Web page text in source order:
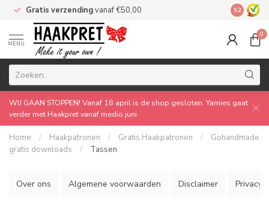
Gratis verzendingvanaf €50,00 Made by
9.2
MENU
0
WIJ GAAN STOPPEN! Vanaf 18 april is de shop gesloten. Yarnies gaat
verder met Haakpret vanaf medio juni
Home / Haakpatronen / Gratis Haakpatronen /
Gohandmade
gratis downloads
/ Tassen
Over ons Algemene voorwaarden Disclaimer Privacy